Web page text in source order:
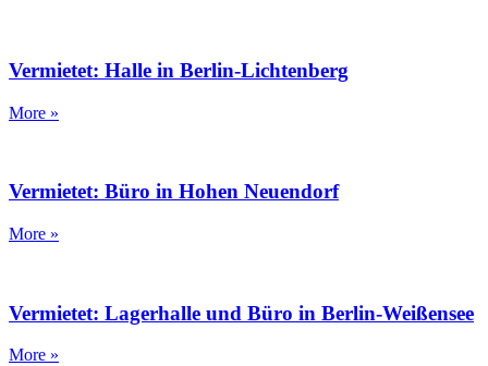
Vermietet: Halle in Berlin-Lichtenberg
More »
Vermietet: Büro in Hohen Neuendorf
More »
Vermietet: Lagerhalle und Büro in Berlin-Weißensee
More »